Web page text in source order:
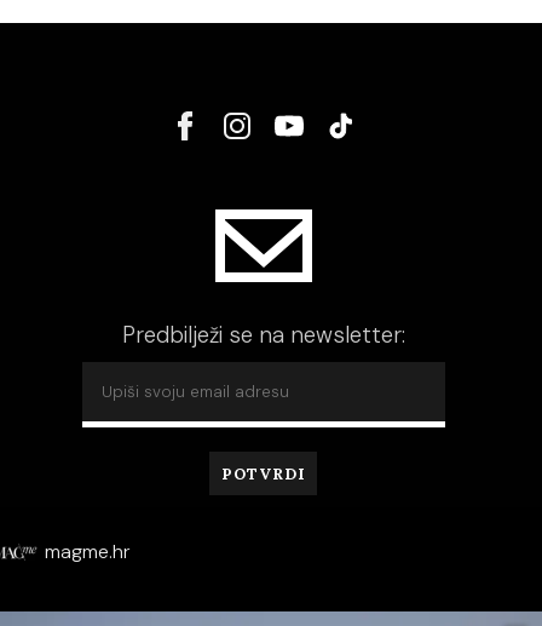
Predbilježi se na newsletter:
magme.hr